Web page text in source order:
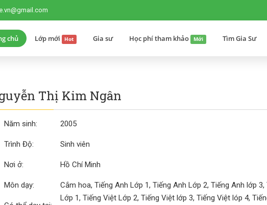
chủ Lớp mới Hot Gia sư Học phí tham khảo Mới Tìm Gia Sư
Thị Kim Ngân
Năm sinh:
Trình Độ:
Nơi ở:
Môn dạy:
2005
Sinh viên
Hồ Chí Minh
Cắm hoa, Tiếng Anh Lớp 1, Tiếng Anh Lớp 2, Tiếng Anh lớp
Lớp 1, Tiếng Việt Lớp 2, Tiếng Việt lớp 3, Tiếng Việt lóp 4,